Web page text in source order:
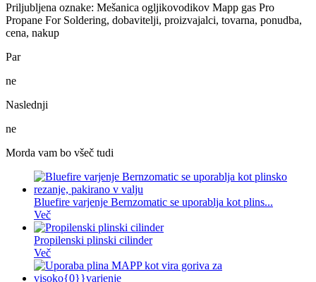
Priljubljena oznake: Mešanica ogljikovodikov Mapp gas Pro
Propane For Soldering, dobavitelji, proizvajalci, tovarna, ponudba,
cena, nakup
Par
ne
Naslednji
ne
Morda vam bo všeč tudi
Bluefire varjenje Bernzomatic se uporablja kot plins...
Več
Propilenski plinski cilinder
Več